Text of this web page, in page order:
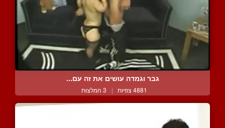
גבר וגמדה עושים את זה עם...
4881 צפיות | 3 המלצות